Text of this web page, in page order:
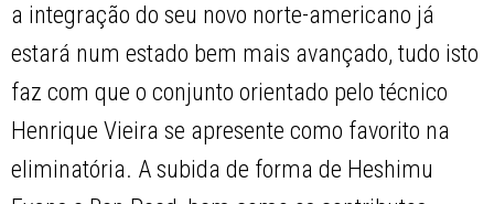
a integração do seu novo norte-americano já
estará num estado bem mais avançado, tudo isto
faz com que o conjunto orientado pelo técnico
Henrique Vieira se apresente como favorito na
eliminatória. A subida de forma de Heshimu